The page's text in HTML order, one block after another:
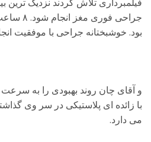
فیلمبرداری تلاش کردند نزدیک ترین
جراحی
بود. خوشبختانه جراحی با موفقیت
و آقای چان روند بهبودی را به
با زائده ای پلاستیکی در سر وی
می دارد.